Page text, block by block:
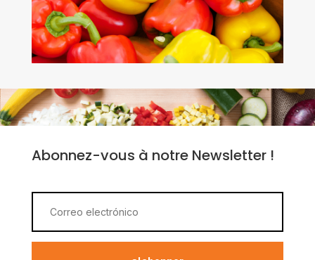
Abonnez-vous à notre Newsletter !